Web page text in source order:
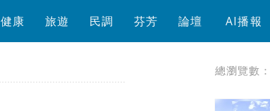
健康 旅遊 民調 芬芳 論壇 AI播報
總瀏覽數：